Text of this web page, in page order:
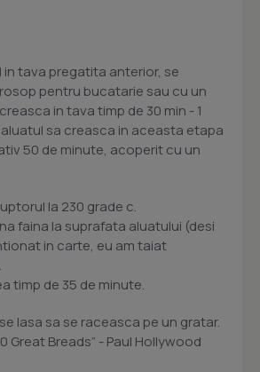
in tava pregatita anterior, se
pentru bucatarie sau cu un
in tava timp de 30 min - 1
sa creasca in aceasta etapa
50 de minute, acoperit cu un
la 230 grade c.
faina la suprafata aluatului (desi
in carte, eu am taiat
timp de 35 de minute.
lasa sa se raceasca pe un gratar.
Great Breads” - Paul Hollywood